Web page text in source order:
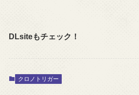
DLsiteもチェック！
クロノトリガー